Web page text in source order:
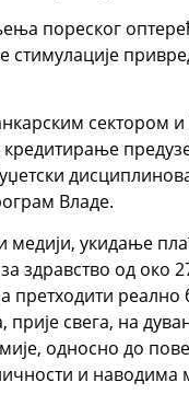
пореског
стимулације
сектором
кредитирање
Владе.
медији, укидање
здравство од око
претходити
свега, на
односно до
и